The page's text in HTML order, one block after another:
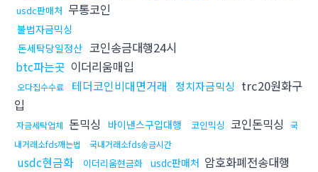
usdc판매처 무통코인
불법자금믹싱
돈세탁당일정산 코인송금대행24시
btc파는곳 이더리움매입
오다집수수료 테더코인비대면거래 정치자금믹싱 trc20원화구
입
자금세탁업체 돈믹싱 바이낸스구입대행 코인믹싱 코인돈믹싱
국
내거래소fds깨는법
국내거래소fds송금시간
usdc현금화 이더리움현금화 usdc판매처 암호화폐전송대행